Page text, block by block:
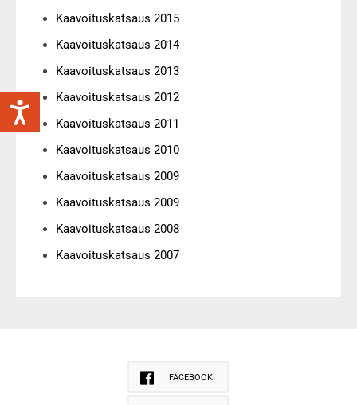
Kaavoituskatsaus 2015
Kaavoituskatsaus 2014
Kaavoituskatsaus 2013
Kaavoituskatsaus 2012
Kaavoituskatsaus 2011
Kaavoituskatsaus 2010
Kaavoituskatsaus 2009
Kaavoituskatsaus 2009
Kaavoituskatsaus 2008
Kaavoituskatsaus 2007
FACEBOOK